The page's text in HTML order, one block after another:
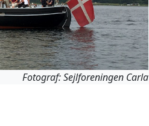
Fotograf: Sejlforeningen Carla